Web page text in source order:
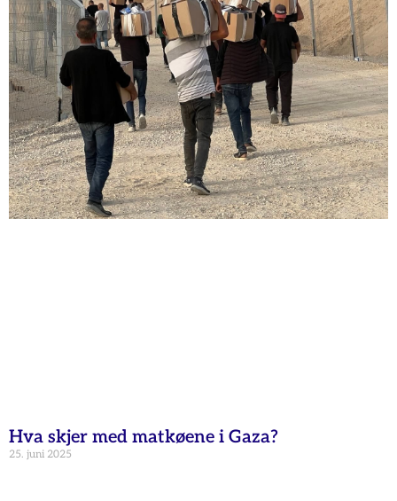
Hva skjer med matkøene i Gaza?
25. juni 2025